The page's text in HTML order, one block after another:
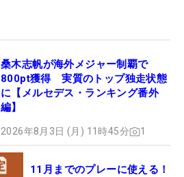
桑木志帆が海外メジャー制覇で
800pt獲得 実質のトップ独走状態
に【メルセデス・ランキング番外
編】
2026年8月3日 (月) 11時45分 1
11月までのプレーに使える！